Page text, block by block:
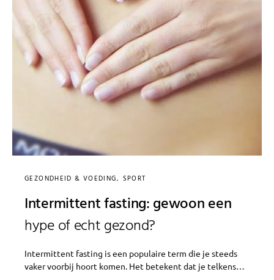
GEZONDHEID & VOEDING SPORT
Intermittent fasting: gewoon een
hype of echt gezond?
Intermittent fasting is een populaire term die je steeds
vaker voorbij hoort komen. Het betekent dat je telkens…